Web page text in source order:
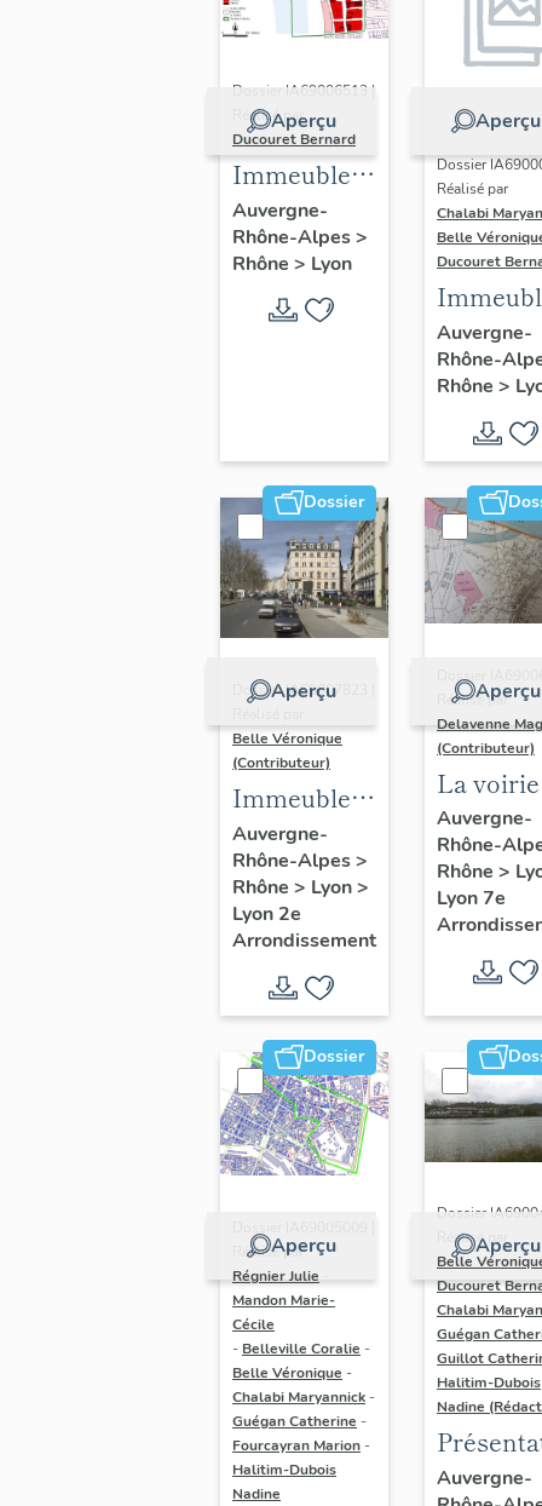
Aperçu
Dossier IA69006513 |
Réalisé par
Ducouret Bernard
Immeubles
du quartier
Saint-Nizier
Auvergne-
Rhône-Alpes>
Rhône > Lyon
Aperçu
Dossier
Réalisé par
Chalabi
Belle
Ducouret
Auvergne-
Rhône-
Rhône >
Dossier
Aperçu
Dossier IA69007823 |
Belle Véronique
(Contributeur)
Immeubles
du secteur
des
Jacobins
Auvergne-
Rhône-Alpes>
Rhône > Lyon>
Lyon 2e
Arrondissement
Aperçu
Dossier
Réalisé par
Delavenne
(Contributeur)
La
secteur
d'étude
"Saint-
André"
(Lyon
Auvergne-
Rhône-
Rhône >
Lyon 7e
Dossier
Aperçu
Réalisé par
Régnier Julie
Mandon Marie-
Cécile
- Belleville Coralie -
Belle Véronique -
Chalabi Maryannick -
Guégan Catherine -
Fourcayran Marion -
Halitim-Dubois
Nadine
Aperçu
Dossier
Réalisé par
Belle
Ducouret
Chalabi
Guégan
Guillot
Halitim-Dubois
Nadine
du
Auvergne-